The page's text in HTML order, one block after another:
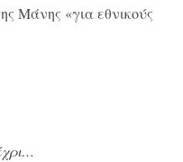
Μάνης «για εθνικούς